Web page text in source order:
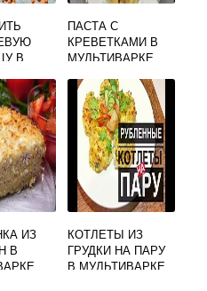
В
ПАСТА С
КРЕВЕТКАМИ В
МУЛЬТИВАРКЕ
ИЗ
В
КОТЛЕТЫ ИЗ
ГРУДКИ НА ПАРУ
В МУЛЬТИВАРКЕ